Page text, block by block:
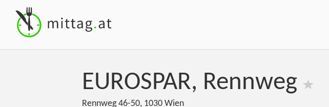
EUROSPAR, Rennweg
Rennweg 46-50, 1030 Wien